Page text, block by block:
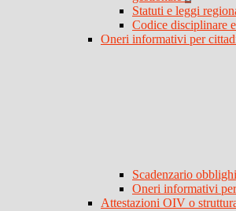
Statuti e leggi
Codice disciplinare
Oneri informativi per
Scadenzario
Oneri informativi
Attestazioni OIV o